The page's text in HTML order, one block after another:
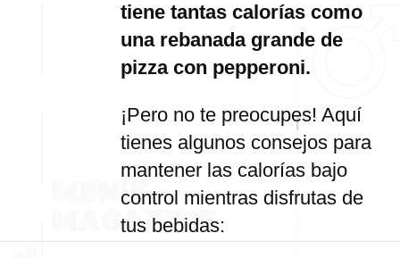
tiene tantas calorías como
una rebanada grande de
pizza con pepperoni.
¡Pero no te preocupes! Aquí
tienes algunos consejos para
mantener las calorías bajo
control mientras disfrutas de
tus bebidas: